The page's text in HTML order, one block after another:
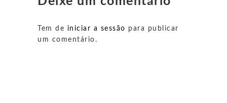
Tem de iniciar a sessão para publicar
um comentário.